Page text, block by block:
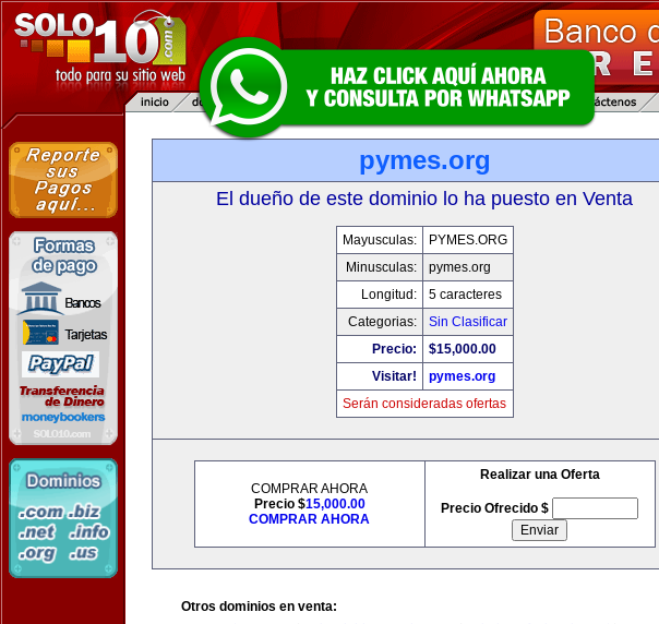
pymes.org
El dueño de este dominio lo ha puesto en Venta
Mayusculas:
PYMES.ORG
Minusculas:
pymes.org
Longitud:
5 caracteres
Categorias:
Sin Clasificar
Precio:
$15,000.00
Visitar!
pymes.org
Serán consideradas ofertas
COMPRAR AHORA
Precio $15,000.00
COMPRAR AHORA
Realizar una Oferta
Precio Ofrecido $
Otros dominios en venta: